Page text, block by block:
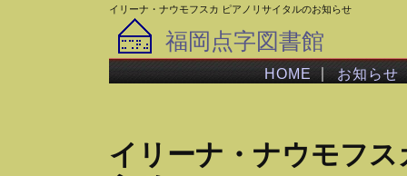
イリーナ・ナウモフスカ ピアノリサイタルのお知らせ
福岡点字図書館
HOME お知らせ
イリーナ・ナウモフ